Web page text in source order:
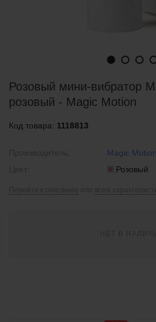
Розовый мини-вибратор
розовый - Magic Motion
Код товара: 1118813
Magic Motion
Розовый